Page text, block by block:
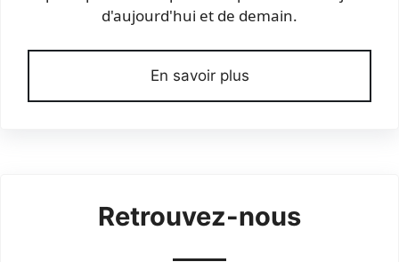
d'aujourd'hui et de demain.
En savoir plus
Retrouvez-nous